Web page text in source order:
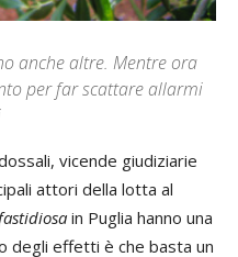
anche altre. Mentre ora
per far scattare allarmi
vicende giudiziarie
attori della lotta al
in Puglia hanno una
degli effetti è che basta un